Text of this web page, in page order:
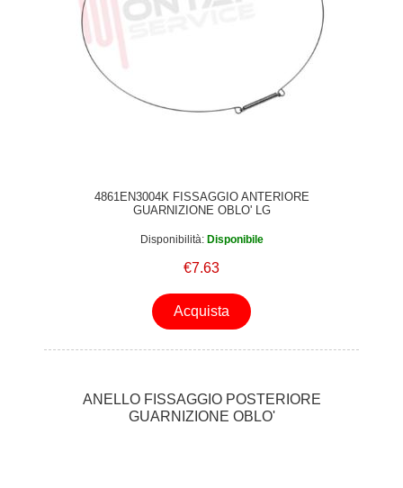
4861EN3004K FISSAGGIO ANTERIORE
GUARNIZIONE OBLO' LG
Disponibilità: Disponibile
€7.63
Acquista
ANELLO FISSAGGIO POSTERIORE
GUARNIZIONE OBLO'